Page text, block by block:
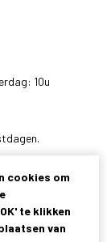
10u
cookies om
te klikken
van